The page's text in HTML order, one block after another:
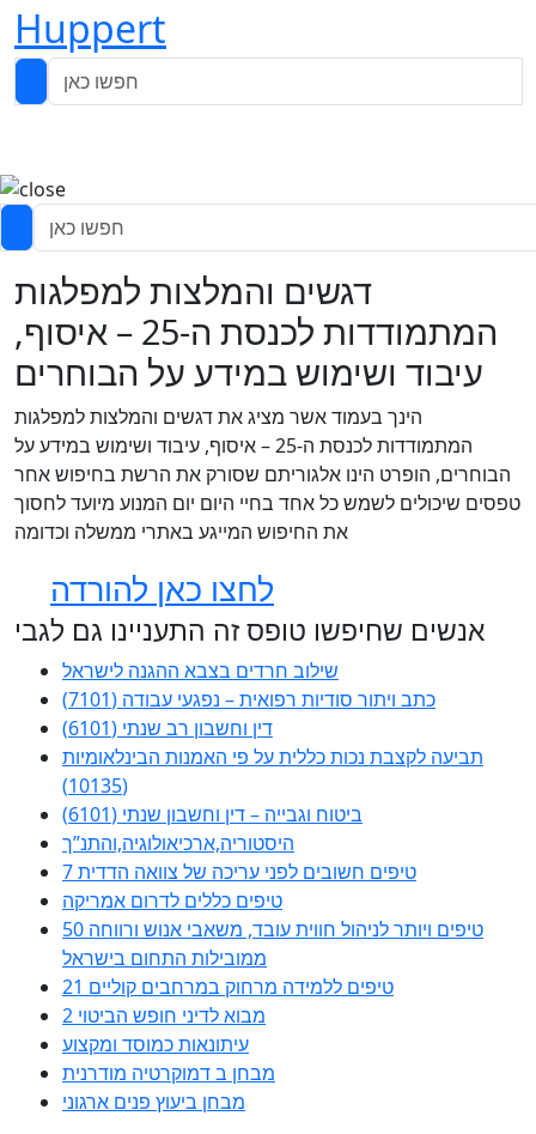
Huppert
דגשים והמלצות למפלגות
המתמודדות לכנסת ה-25 – איסוף,
עיבוד ושימוש במידע על הבוחרים
הינך בעמוד אשר מציג את דגשים והמלצות למפלגות
המתמודדות לכנסת ה-25 – איסוף, עיבוד ושימוש במידע על
הבוחרים, הופרט הינו אלגוריתם שסורק את הרשת בחיפוש אחר
טפסים שיכולים לשמש כל אחד בחיי היום יום המנוע מיועד לחסוך
את החיפוש המייגע באתרי ממשלה וכדומה
לחצו כאן להורדה
אנשים שחיפשו טופס זה התעניינו גם לגבי
שילוב חרדים בצבא ההגנה לישראל
כתב ויתור סודיות רפואית – נפגעי עבודה (7101)
דין וחשבון רב שנתי (6101)
תביעה לקצבת נכות כללית על פי האמנות הבינלאומיות
(10135)
ביטוח וגבייה – דין וחשבון שנתי (6101)
היסטוריה,ארכיאולוגיה,והתנ”ך
7 טיפים חשובים לפני עריכה של צוואה הדדית
טיפים כללים לדרום אמריקה
50 טיפים ויותר לניהול חווית עובד, משאבי אנוש ורווחה
ממובילות התחום בישראל
21 טיפים ללמידה מרחוק במרחבים קוליים
מבוא לדיני חופש הביטוי 2
עיתונאות כמוסד ומקצוע
מבחן ב דמוקרטיה מודרנית
מבחן ביעוץ פנים ארגוני